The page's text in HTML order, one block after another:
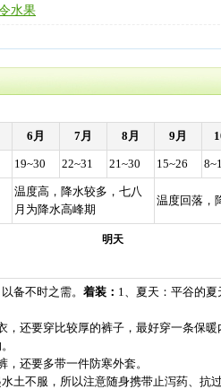
水果
6月 7月 8月 9月
19~30 22~31 21~30 15~26
温度高，降水较多，七八
月为降水高峰期
温度回落，
备不时之需。 着装： 1、夏天：平谷的
还要穿比较厚的裤子，最好穿一条保
还要多带一件防寒外套。
土不服，所以注意随身携带止泻药、抗